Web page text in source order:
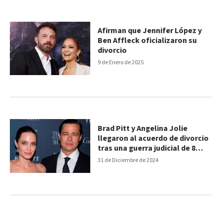
9 de Enero de 2025
Afirman que Jennifer López y
Ben Affleck oficializaron su
divorcio
31 de Diciembre de 2024
Brad Pitt y Angelina Jolie
llegaron al acuerdo de divorcio
tras una guerra judicial de 8
años